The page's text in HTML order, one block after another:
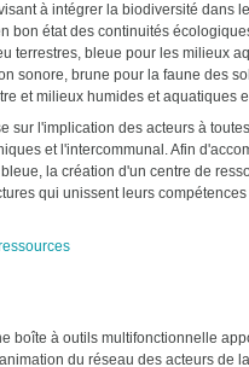
à intégrer la biodiversité dans
bon état des continuités
terrestres, bleue pour les milieux
sonore, brune pour la faune des
et milieux humides et aquatiques
sur l'implication des acteurs à
et l'intercommunal. Afin
la création d'un centre de
qui unissent leurs
boîte à outils multifonctionnelle
du réseau des acteurs de